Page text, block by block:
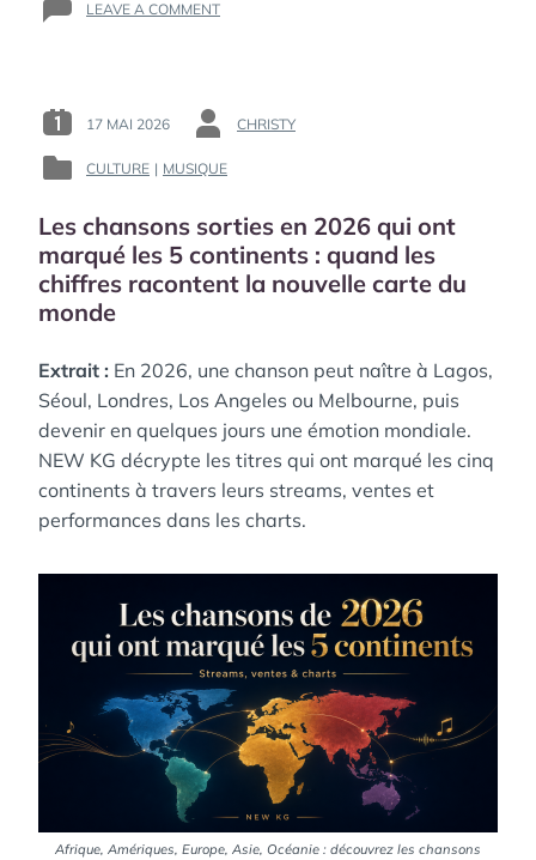
LEAVE A COMMENTON
DE
SÉOUL
AU
ARTISTES
QUI
REDESSINENT
POSTED
ON
17 MAI 2026
BY
CHRISTY
POSTED
:
CULTURE | MUSIQUE
Les chansons sorties en 2026 qui ont
marqué les 5 continents : quand les
chiffres racontent la nouvelle carte du
monde
Extrait : En 2026, une chanson peut naître à Lagos,
Séoul, Londres, Los Angeles ou Melbourne, puis
devenir en quelques jours une émotion mondiale.
NEW KG décrypte les titres qui ont marqué les cinq
continents à travers leurs streams, ventes et
performances dans les charts.
Afrique, Amériques, Europe, Asie, Océanie : découvrez les chansons